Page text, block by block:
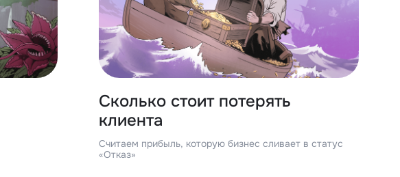
Сколько стоит потерять
клиента
Считаем прибыль, которую бизнес сливает в статус
«Отказ»